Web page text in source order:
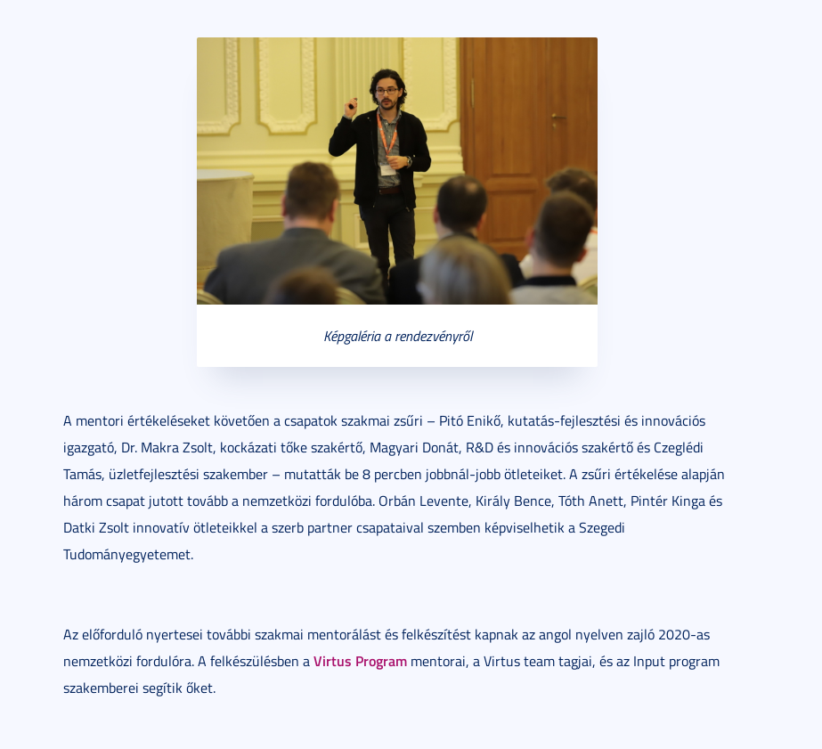
Képgaléria a rendezvényről
A mentori értékeléseket követően a csapatok szakmai zsűri – Pitó Enikő, kutatás-fejlesztési és innovációs
igazgató, Dr. Makra Zsolt, kockázati tőke szakértő, Magyari Donát, R&D és innovációs szakértő és Czeglédi
Tamás, üzletfejlesztési szakember – mutatták be 8 percben jobbnál-jobb ötleteiket. A zsűri értékelése alapján
három csapat jutott tovább a nemzetközi fordulóba. Orbán Levente, Király Bence, Tóth Anett, Pintér Kinga és
Datki Zsolt innovatív ötleteikkel a szerb partner csapataival szemben képviselhetik a Szegedi
Tudományegyetemet.
Az előforduló nyertesei további szakmai mentorálást és felkészítést kapnak az angol nyelven zajló 2020-as
nemzetközi fordulóra. A felkészülésben aVirtus Program mentorai, a Virtus team tagjai, és az Input program
szakemberei segítik őket.